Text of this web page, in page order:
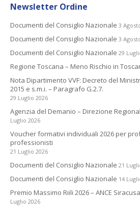
Newsletter Ordine
Documenti del Consiglio Nazionale 3
Documenti del Consiglio Nazionale 3
Documenti del Consiglio Nazionale 29
Regione Toscana – Meno Rischio in
Nota Dipartimento VVF: Decreto del
2015 e s.m.i. – Paragrafo G.2.7.
29 Luglio 2026
Agenzia del Demanio – Direzione
Luglio 2026
Voucher formativi individuali 2026 per
professionisti
21 Luglio 2026
Documenti del Consiglio Nazionale 21
Documenti del Consiglio Nazionale 14
Premio Massimo Riili 2026 – ANCE
Luglio 2026